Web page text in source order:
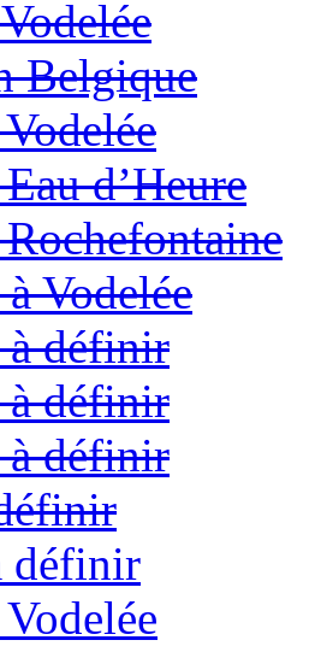
Belgique
d’Heure
Vodelée
définir
définir
définir
définir